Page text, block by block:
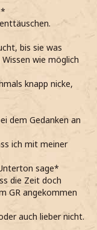
bis sie was
wie möglich
knapp nicke,
dem Gedanken an
ich mit meiner
sage*
die Zeit doch
GR angekommen
auch lieber nicht.